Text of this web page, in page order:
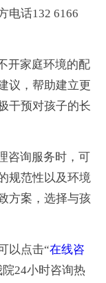
电话132 6166
家庭环境的配
议，帮助建立更
干预对孩子的长
咨询服务时，可
规范性以及环境
方案，选择与孩
以点击“在线咨
24小时咨询热